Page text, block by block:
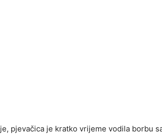
pjevačica je kratko vrijeme vodila borbu